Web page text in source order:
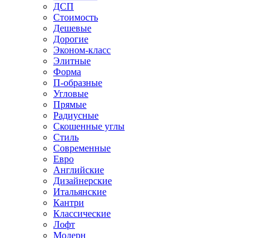
ДСП
Стоимость
Дешевые
Дорогие
Эконом-класс
Элитные
Форма
П-образные
Угловые
Прямые
Радиусные
Скошенные углы
Стиль
Современные
Евро
Английские
Дизайнерские
Итальянские
Кантри
Классические
Лофт
Модерн